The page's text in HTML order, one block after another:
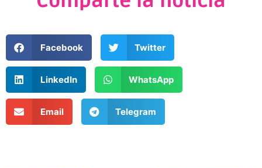
Facebook Twitter
LinkedIn WhatsApp
Email Telegram